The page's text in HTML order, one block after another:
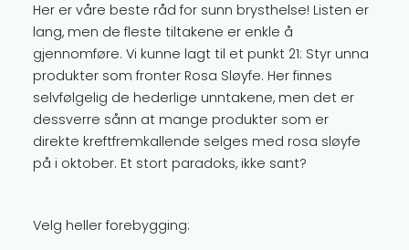
Her er våre beste råd for sunn brysthelse! Listen er
lang, men de fleste tiltakene er enkle å
gjennomføre. Vi kunne lagt til et punkt 21: Styr unna
produkter som fronter Rosa Sløyfe. Her finnes
selvfølgelig de hederlige unntakene, men det er
dessverre sånn at mange produkter som er
direkte kreftfremkallende selges med rosa sløyfe
på i oktober. Et stort paradoks, ikke sant?
Velg heller forebygging: